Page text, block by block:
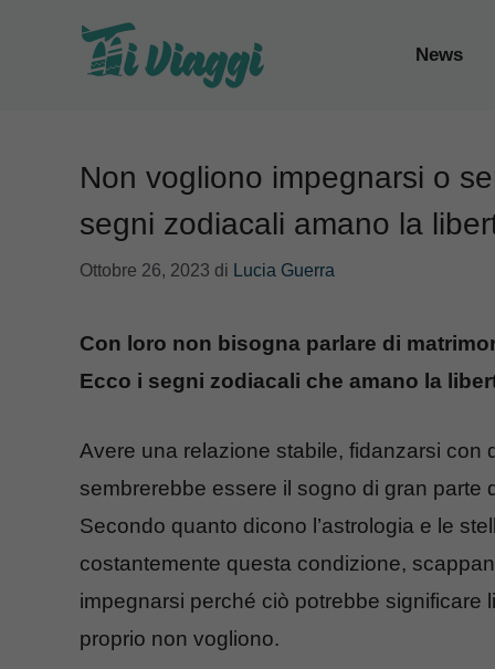
News
Non vogliono impegnarsi o
segni zodiacali amano la
Ottobre 26, 2023 di Lucia Guerra
Con loro non bisogna parlare di
Ecco i segni zodiacali che amano la
Avere una relazione stabile, fidanzarsi con
sembrerebbe essere il sogno di gran
Secondo quanto dicono l’astrologia e le
costantemente questa condizione,
impegnarsi perché ciò potrebbe significare
proprio non vogliono.